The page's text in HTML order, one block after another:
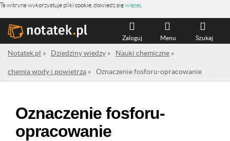
Ta witryna wykorzystuje pliki cookie, dowiedz sięwięcej
Szukaj
Menu
Zaloguj
Notatek.pl » Dziedziny wiedzy » Nauki chemiczne »
chemia wody i powietrza » Oznaczenie fosforu-opracowanie
Oznaczenie fosforu-
opracowanie